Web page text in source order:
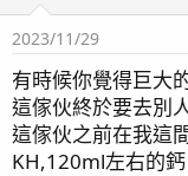
o
n
：
2023/11/29
有時候你覺得巨大
這傢伙終於要去別
這傢伙之前在我這
KH,120ml左右的鈣